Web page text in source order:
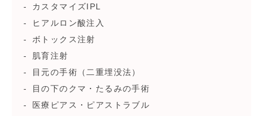
カスタマイズIPL
ヒアルロン酸注入
ボトックス注射
肌育注射
目元の手術（二重埋没法）
目の下のクマ・たるみの手術
医療ピアス・ピアストラブル